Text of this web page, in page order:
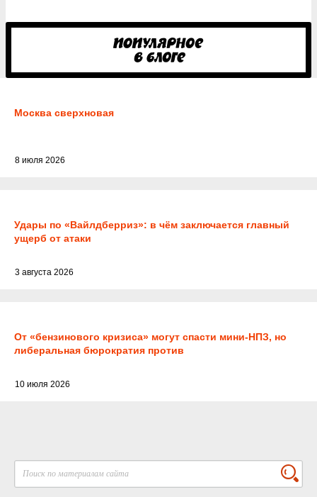
Москва сверхновая
8 июля 2026
Удары по «Вайлдберриз»: в чём заключается главный
ущерб от атаки
3 августа 2026
От «бензинового кризиса» могут спасти мини-НПЗ, но
либеральная бюрократия против
10 июля 2026